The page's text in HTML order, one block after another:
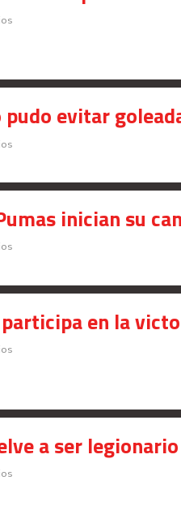
evitar
inician su
en la
a ser